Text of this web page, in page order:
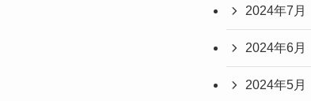
2024年7月
2024年6月
2024年5月